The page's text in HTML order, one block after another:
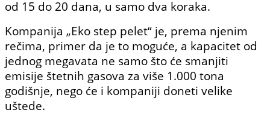
od 15 do 20 dana, u samo dva koraka.
Kompanija „Eko step pelet“ je, prema njenim
rečima, primer da je to moguće, a kapacitet od
jednog megavata ne samo što će smanjiti
emisije štetnih gasova za više 1.000 tona
godišnje, nego će i kompaniji doneti velike
uštede.